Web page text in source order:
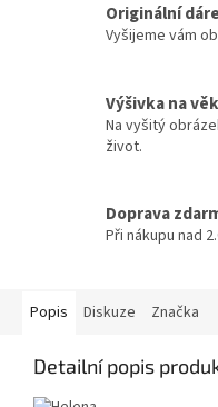
Originální
Vyšijeme vám
Výšivka na
Na vyšitý
život.
Doprava
Při nákupu nad
Popis Diskuze Značka
Detailní popis